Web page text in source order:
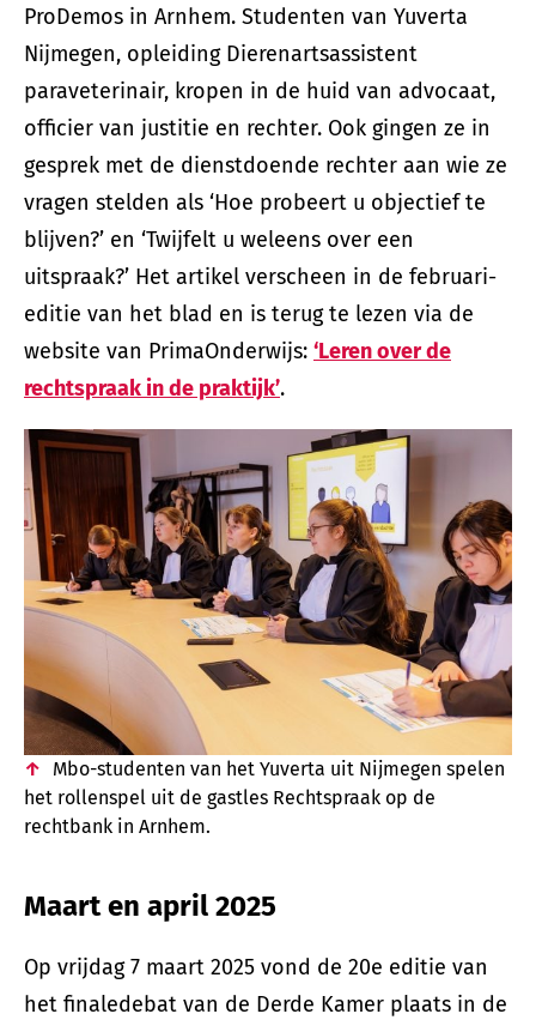
ProDemos in Arnhem. Studenten van Yuverta
Nijmegen, opleiding Dierenartsassistent
paraveterinair, kropen in de huid van advocaat,
officier van justitie en rechter. Ook gingen ze in
gesprek met de dienstdoende rechter aan wie ze
vragen stelden als ‘Hoe probeert u objectief te
blijven?’ en ‘Twijfelt u weleens over een
uitspraak?’ Het artikel verscheen in de februari-
editie van het blad en is terug te lezen via de
website van PrimaOnderwijs: ‘Leren over de
rechtspraak in de praktijk’.
Mbo-studenten van het Yuverta uit Nijmegen spelen
het rollenspel uit de gastles Rechtspraak op de
rechtbank in Arnhem.
Maart en april 2025
Op vrijdag 7 maart 2025 vond de 20e editie van
het finaledebat van de Derde Kamer plaats in de